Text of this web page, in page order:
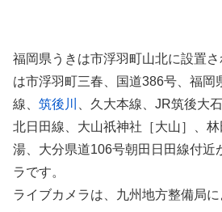
福岡県うきは市浮羽町山北に設置さ
は市浮羽町三春、国道386号、福岡
線、 筑後川
、久大本線、JR筑後大
北日田線、大山祇神社［大山］、
湯、大分県道106号朝田日田線付近
ラです。
ライブカメラは、九州地方整備局